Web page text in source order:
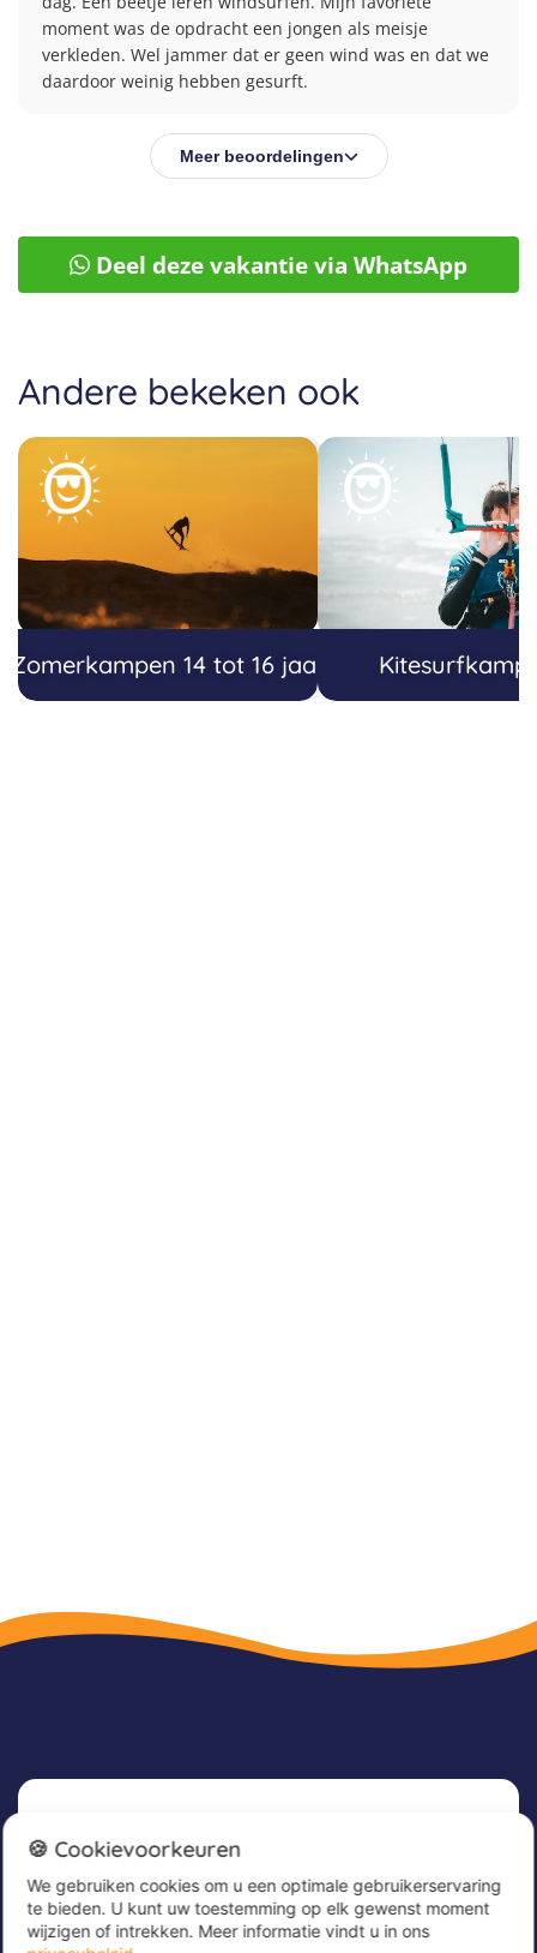
moment was de opdracht een jongen als meisje
verkleden. Wel jammer dat er geen wind was en dat we
daardoor weinig hebben gesurft.
Meer beoordelingen
Deel deze vakantie via WhatsApp
Andere bekeken ook
Zomerkampen 14 tot 16 jaar
Nieuwsbrief
Meld u nu aan voor onze nieuwsbrief om
geweldige aanbiedingen te ontvangen en op de
hoogte te blijven!
🍪 Cookievoorkeuren
We gebruiken cookies om u een optimale gebruikerservaring
te bieden. U kunt uw toestemming op elk gewenst moment
wijzigen of intrekken. Meer informatie vindt u in ons